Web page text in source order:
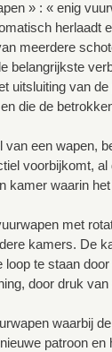
» : « enig
herlaadt
meerdere
belangrijkste
uitsluiting van
die de
van een wapen,
voorbijkomt, al
kamer waarin
met
kamers. De
te staan
door druk van
waarbij
patroon en